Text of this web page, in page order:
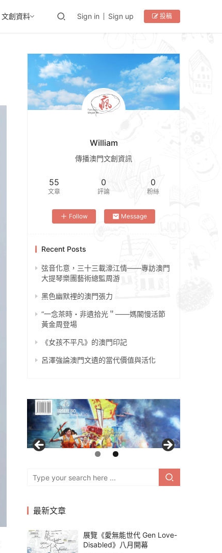
文創資料 Sign in Sign up 投稿
William
傳播澳門文創資訊
55
文章
0
評論
0
粉絲
Follow Message
Recent Posts
弦音化意，三十三載濠江情——專訪澳門
大提琴樂團藝術總監周游
黑色幽默裡的澳門張力
“一念茶時・非遺拾光＂——媽閣慢活節
黃金周登場
《女孩不平凡》的澳門印記
呂澤強論澳門文遺的當代價值與活化
最新文章
展覽《愛無能世代 Gen Love-
Disabled》八月開幕